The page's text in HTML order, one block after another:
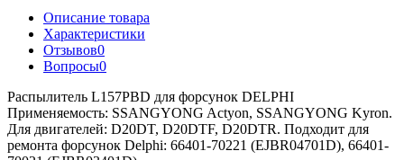
Описание товара
Характеристики
Отзывов0
Вопросы0
Распылитель L157PBD для форсунок DELPHI
Применяемость: SSANGYONG Actyon, SSANGYONG Kyron.
Для двигателей: D20DT, D20DTF, D20DTR. Подходит для
ремонта форсунок Delphi: 66401-70221 (EJBR04701D), 66401-